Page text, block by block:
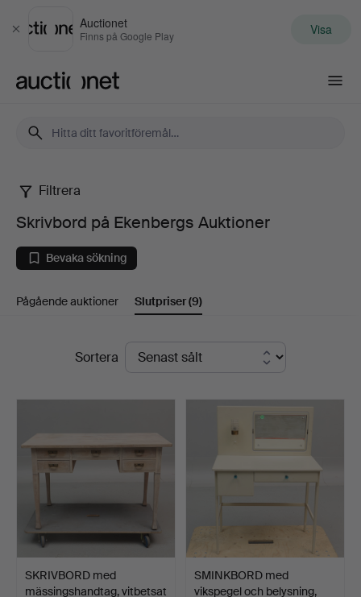
Stäng
Auctionet
Finns på Google Play Visa
Skrivbord
på
Ekenbergs
Auktioner
Filtrera
Skrivbord på Ekenbergs Auktioner
Bevaka sökning
Pågående auktioner Slutpriser(9)
SlutpriserSortera
SKRIVBORD med
mässingshandtag, vitbetsat
SMINKBORD med
vikspegel och belysning,